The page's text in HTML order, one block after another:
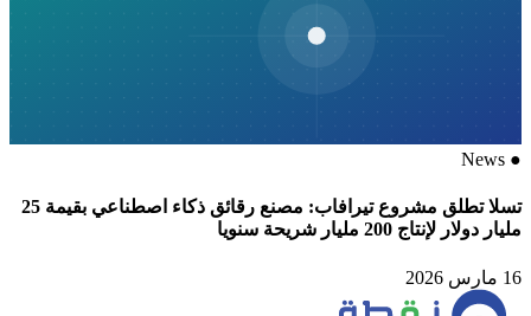
●
News
تسلا تطلق مشروع تيرافاب: مصنع رقائق ذكاء اصطناعي بقيمة 25
مليار دولار لإنتاج 200 مليار شريحة سنويا
16 مارس 2026